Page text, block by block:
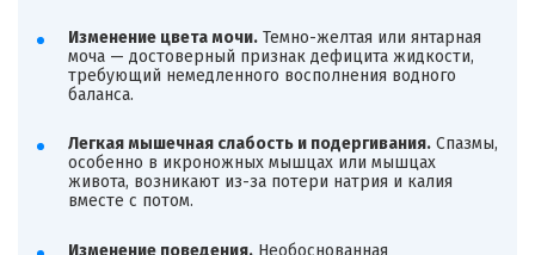
Изменение цвета мочи.Темно-желтая или янтарная
моча — достоверный признак дефицита жидкости,
требующий немедленного восполнения водного
баланса.
Легкая мышечная слабость и подергивания.Спазмы,
особенно в икроножных мышцах или мышцах
живота, возникают из-за потери натрия и калия
вместе с потом.
Изменение поведения.Необоснованная